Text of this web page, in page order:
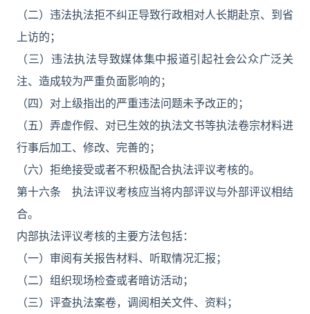
（二）违法执法拒不纠正导致行政相对人长期赴京、到省
上访的；
（三）违法执法导致媒体集中报道引起社会公众广泛关
注、造成较为严重负面影响的；
（四）对上级指出的严重违法问题未予改正的；
（五）弄虚作假、对已生效的执法文书等执法卷宗材料进
行事后加工、修改、完善的；
（六）拒绝接受或者不积极配合执法评议考核的。
第十六条 执法评议考核应当将内部评议与外部评议相结
合。
内部执法评议考核的主要方法包括：
（一）审阅有关报告材料、听取情况汇报；
（二）组织现场检查或者暗访活动；
（三）评查执法案卷，调阅相关文件、资料；